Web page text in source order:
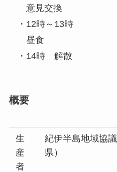
意見交換
・12時～13時
昼食
・14時 解散
概要
生
産
者
紀伊半島地域協
県）